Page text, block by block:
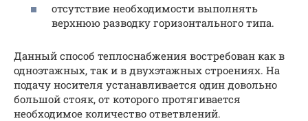
отсутствие необходимости выполнять
верхнюю разводку горизонтального типа.
Данный способ теплоснабжения востребован как в
одноэтажных, так и в двухэтажных строениях. На
подачу носителя устанавливается один довольно
большой стояк, от которого протягивается
необходимое количество ответвлений.